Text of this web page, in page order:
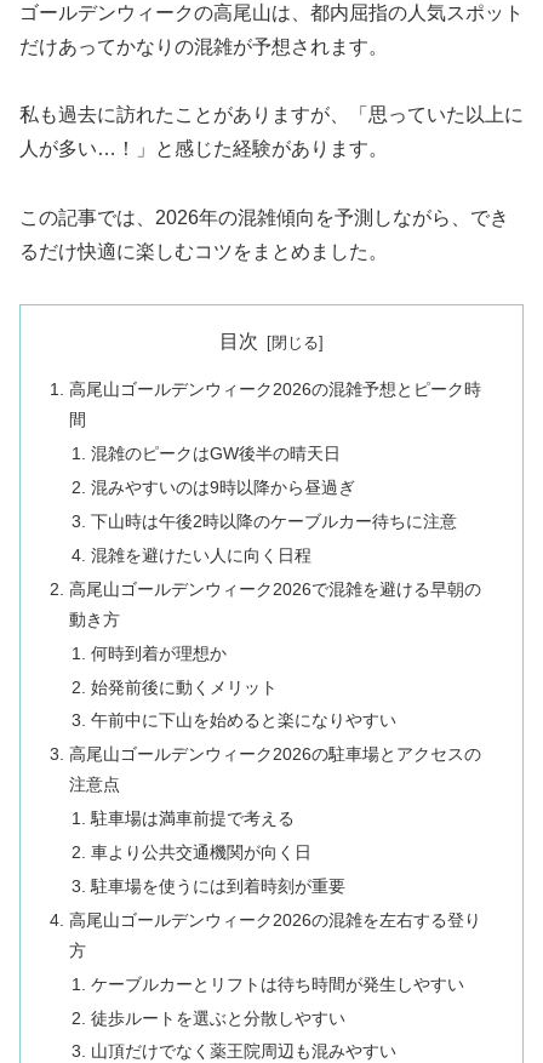
ゴールデンウィークの高尾山は、都内屈指の人気スポット
だけあってかなりの混雑が予想されます。
私も過去に訪れたことがありますが、「思っていた以上に
人が多い…！」と感じた経験があります。
この記事では、2026年の混雑傾向を予測しながら、でき
るだけ快適に楽しむコツをまとめました。
目次
高尾山ゴールデンウィーク2026の混雑予想とピーク時
間
混雑のピークはGW後半の晴天日
混みやすいのは9時以降から昼過ぎ
下山時は午後2時以降のケーブルカー待ちに注意
混雑を避けたい人に向く日程
高尾山ゴールデンウィーク2026で混雑を避ける早朝の
動き方
何時到着が理想か
始発前後に動くメリット
午前中に下山を始めると楽になりやすい
高尾山ゴールデンウィーク2026の駐車場とアクセスの
注意点
駐車場は満車前提で考える
車より公共交通機関が向く日
駐車場を使うには到着時刻が重要
高尾山ゴールデンウィーク2026の混雑を左右する登り
方
ケーブルカーとリフトは待ち時間が発生しやすい
徒歩ルートを選ぶと分散しやすい
山頂だけでなく薬王院周辺も混みやすい